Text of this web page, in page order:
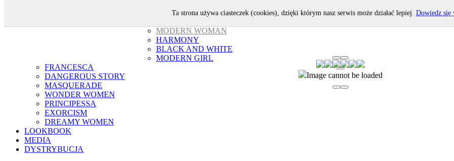
YULIYA BABICH
MODERN WOMAN
HARMONY
BLACK AND WHITE
MODERN GIRL
FRANCESCA
DANGEROUS STORY
MASQUERADE
WONDER WOMEN
PRINCIPESSA
EXORCISM
DREAMY WOMEN
LOOKBOOK
MEDIA
DYSTRYBUCJA
Image cannot be loaded
Ta strona używa ciasteczek (cookies), dzięki którym nasz serwis może działać lepiej. Dowiedz się